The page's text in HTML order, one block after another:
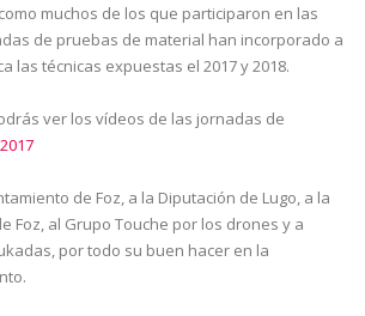
muchos de los que participaron en las
de pruebas de material han incorporado a
las técnicas expuestas el 2017 y 2018.
ver los vídeos de las jornadas de
de Foz, a la Diputación de Lugo, a la
Foz, al Grupo Touche por los drones y a
por todo su buen hacer en la